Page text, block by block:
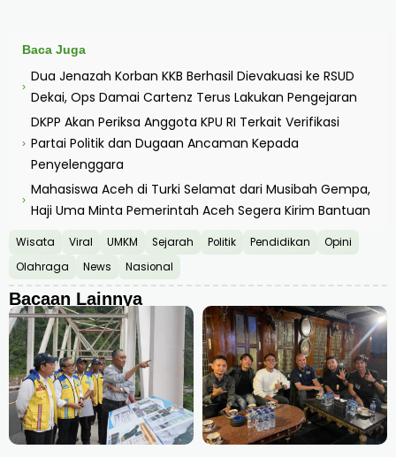
Baca Juga
›
Dua Jenazah Korban KKB Berhasil Dievakuasi ke RSUD
Dekai, Ops Damai Cartenz Terus Lakukan Pengejaran
›
DKPP Akan Periksa Anggota KPU RI Terkait Verifikasi
Partai Politik dan Dugaan Ancaman Kepada
Penyelenggara
›
Mahasiswa Aceh di Turki Selamat dari Musibah Gempa,
Haji Uma Minta Pemerintah Aceh Segera Kirim Bantuan
Wisata Viral UMKM Sejarah Politik Pendidikan
Opini
Olahraga
News Nasional
Bacaan Lainnya